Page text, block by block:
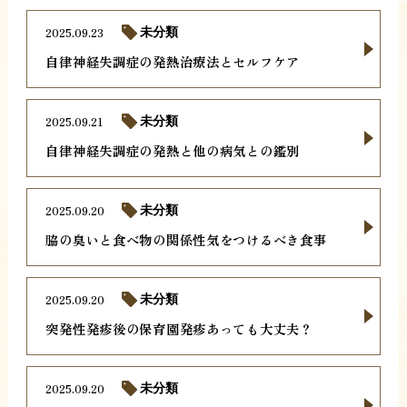
自律神経失調症の発熱治療法とセルフケア
2025.09.23 未分類
自律神経失調症の発熱と他の病気との鑑別
2025.09.21 未分類
脇の臭いと食べ物の関係性気をつけるべき食事
2025.09.20 未分類
突発性発疹後の保育園発疹あっても大丈夫？
2025.09.20 未分類
2025.09.20 未分類